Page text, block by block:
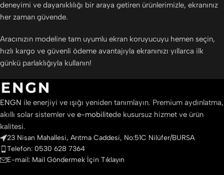
deneyimi ve dayanıklılığı bir araya getiren ürünlerimizle, ekranınız
her zaman güvende.
Aracınızın modeline tam uyumlu ekran koruyucuyu hemen seçin,
hızlı kargo ve güvenli ödeme avantajıyla ekranınızı yıllarca ilk
günkü parlaklığıyla kullanın!
ENGN ile enerjiyi ve ışığı yeniden tanımlayın. Premium aydınlatma,
akıllı solar sistemler ve e-mobilitede kusursuz hizmet ve ürün
kalitesi.
23 Nisan Mahallesi, Arıtma Caddesi, No:51C Nilüfer/BURSA
Telefon: 0530 628 7364
E-mail: Mail Göndermek İçin Tıklayın